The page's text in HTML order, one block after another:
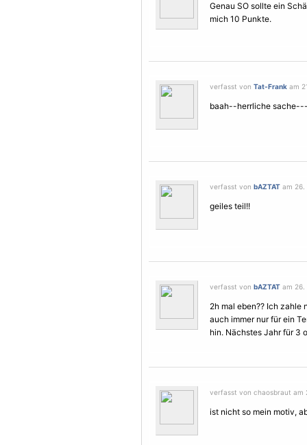
Genau SO sollte ein
mich 10 Punkte.
verfasst von Tat-Frank am
baah--herrliche
verfasst von bAZTAT am 26.
geiles teil!!
verfasst von bAZTAT am 26.
2h mal eben?? Ich
auch immer nur für ein
hin. Nächstes Jahr für 3
verfasst von chaosbraut am
ist nicht so mein motiv,